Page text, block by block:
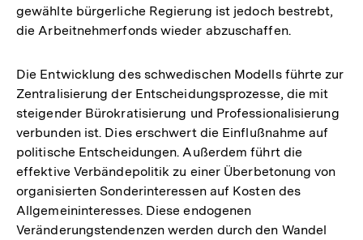
gewählte bürgerliche Regierung ist jedoch bestrebt,
die Arbeitnehmerfonds wieder abzuschaffen.
Die Entwicklung des schwedischen Modells führte zur
Zentralisierung der Entscheidungsprozesse, die mit
steigender Bürokratisierung und Professionalisierung
verbunden ist. Dies erschwert die Einflußnahme auf
politische Entscheidungen. Außerdem führt die
effektive Verbändepolitik zu einer Überbetonung von
organisierten Sonderinteressen auf Kosten des
Allgemeininteresses. Diese endogenen
Veränderungstendenzen werden durch den Wandel